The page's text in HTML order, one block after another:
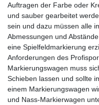
Auftragen der Farbe oder
und sauber gearbeitet
sein und dazu müssen alle
Abmessungen und
eine Spielfeldmarkierung
Anforderungen des
Markierungswagen muss
Schieben lassen und sollte
einem Markierungswagen
und Nass-Markierwagen